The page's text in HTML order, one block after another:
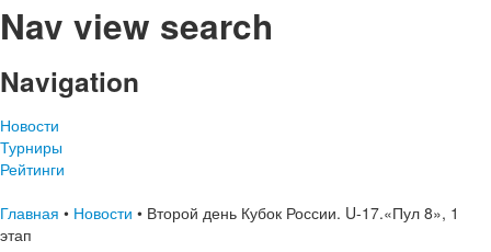
Nav view search
Navigation
Новости
Турниры
Рейтинги
Главная • Новости • Второй день Кубок России. U-17.«Пул 8», 1
этап